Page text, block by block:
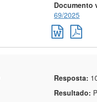
Documento
69/2025
Resposta:
Resultado: